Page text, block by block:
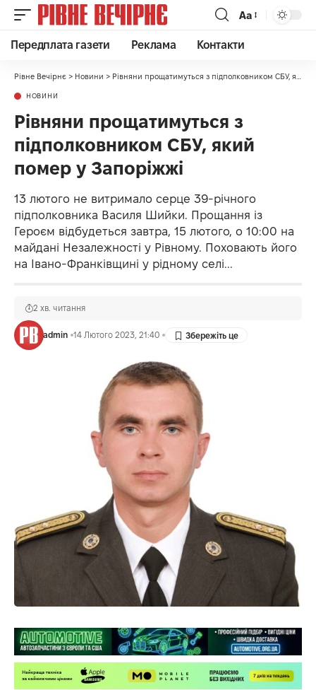
Аа
Передплата газети Реклама Контакти
Рівне Вечірнє > Новини > Рівняни прощатимуться з підполковником СБУ, який помер у Запоріжжі
НОВИНИ
Рівняни прощатимуться з
підполковником СБУ, який
помер у Запоріжжі
13 лютого не витримало серце 39-річного
підполковника Василя Шийки. Прощання із
Героєм відбудеться завтра, 15 лютого, о 10:00 на
майдані Незалежності у Рівному. Поховають його
на Івано-Франківщині у рідному селі...
admin 14 Лютого 2023, 21:40
2 хв. читання